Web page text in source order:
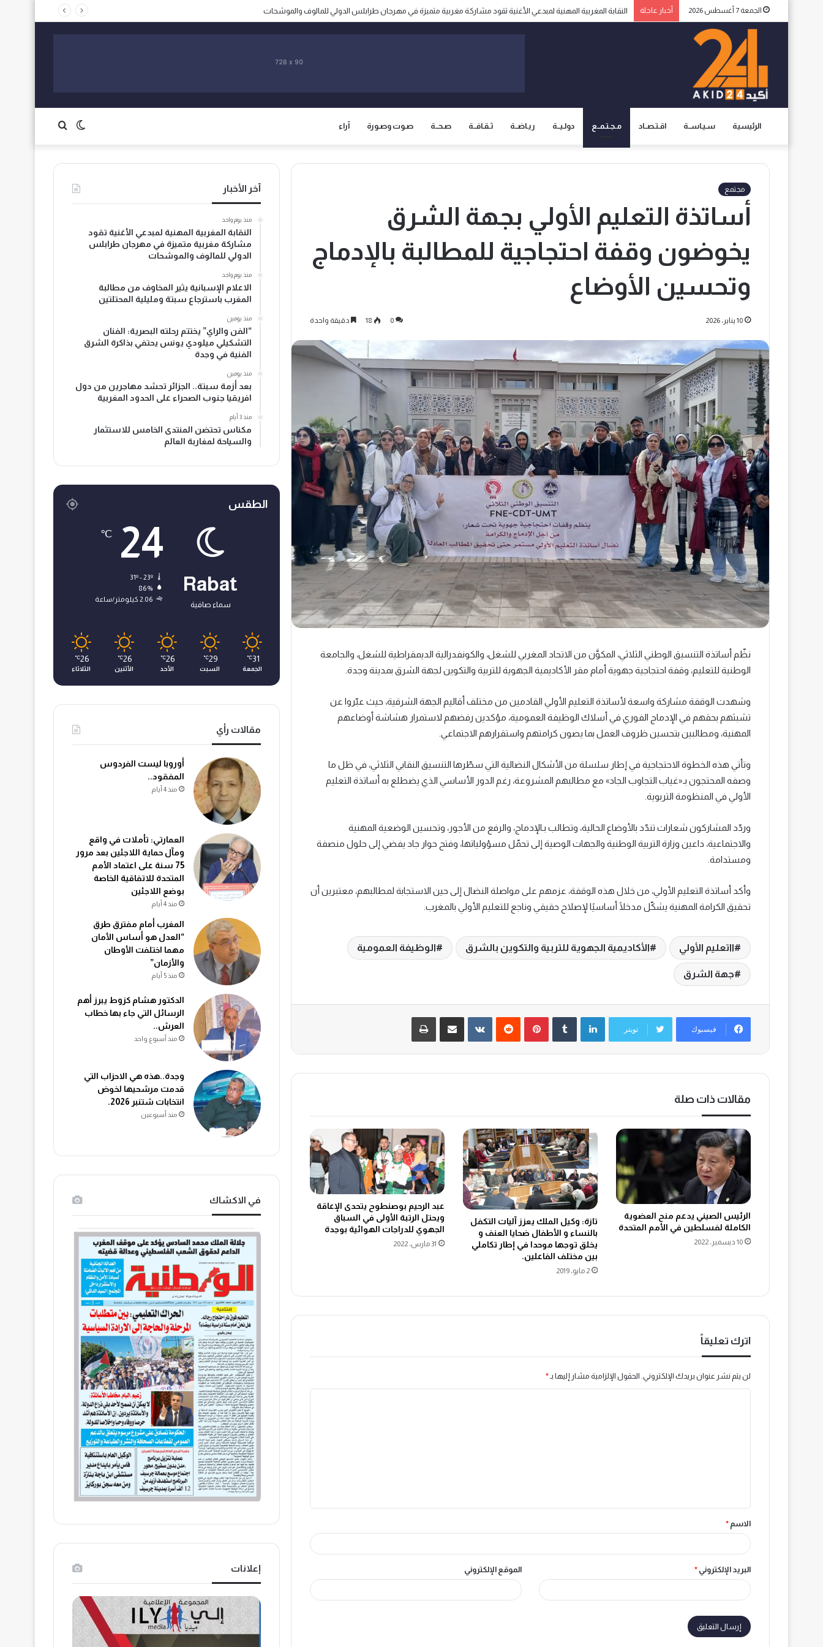
الجمعة 7 أغسطس 2026 أخبار عاجلة الاعلام الإسبانية يثير المخاوف من مطالبة المغرب باسترجاع سبتة ومليلية المحتلتين
الرئيسية سـيـاســة اقـتـصــاد مـجـتـمــع دولـيــة ريـاضــة ثـقـافــة صـحــة صـوت وصـورة آراء الوضع
المظلم
مجتمع
أساتذة التعليم الأولي بجهة الشرق
يخوضون وقفة احتجاجية للمطالبة بالإدماج
وتحسين الأوضاع
10 يناير، 2026 0
18 دقيقة واحدة
نظّم أساتذة التنسيق الوطني الثلاثي، المكوَّن من الاتحاد المغربي للشغل، والكونفدرالية الديمقراطية للشغل، والجامعة
الوطنية للتعليم، وقفة احتجاجية جهوية أمام مقر الأكاديمية الجهوية للتربية والتكوين لجهة الشرق بمدينة وجدة.
وشهدت الوقفة مشاركة واسعة لأساتذة التعليم الأولي القادمين من مختلف أقاليم الجهة الشرقية، حيث عبّروا عن
تشبثهم بحقهم في الإدماج الفوري في أسلاك الوظيفة العمومية، مؤكدين رفضهم لاستمرار هشاشة أوضاعهم
المهنية، ومطالبين بتحسين ظروف العمل بما يصون كرامتهم واستقرارهم الاجتماعي.
وتأتي هذه الخطوة الاحتجاجية في إطار سلسلة من الأشكال النضالية التي سطّرها التنسيق النقابي الثلاثي، في ظل ما
وصفه المحتجون بـ«غياب التجاوب الجاد» مع مطالبهم المشروعة، رغم الدور الأساسي الذي يضطلع به أساتذة التعليم
الأولي في المنظومة التربوية.
وردّد المشاركون شعارات تندّد بالأوضاع الحالية، وتطالب بـالإدماج، والرفع من الأجور، وتحسين الوضعية المهنية
والاجتماعية، داعين وزارة التربية الوطنية والجهات الوصية إلى تحمّل مسؤولياتها، وفتح حوار جاد يفضي إلى حلول منصفة
ومستدامة.
وأكد أساتذة التعليم الأولي، من خلال هذه الوقفة، عزمهم على مواصلة النضال إلى حين الاستجابة لمطالبهم، معتبرين أن
تحقيق الكرامة المهنية يشكّل مدخلًا أساسيًا لإصلاح حقيقي وناجع للتعليم الأولي بالمغرب.
ااتعليم الأولي الأكاديمية الجهوية للتربية والتكوين بالشرق الوظيفة العمومية
جهة الشرق
فيسبوك تويتر
لينكدإن بينتيريست ‏VKontakte
مقالات ذات صلة
الرئيس الصيني يدعم منح العضوية
الكاملة لفسلطين في الأمم المتحدة
10 ديسمبر، 2022
تازة: وكيل الملك يعزز آليات التكفل
بالنساء و الأطفال ضحايا العنف و
يخلق توجها موحدا في إطار تكاملي
بين مختلف الفاعلين.
2 مايو، 2019
عبد الرحيم بوصنطوح يتحدى الإعاقة
ويحتل الرتبة الأولى في السباق
الجهوي للدراجات الهوائية بوجدة
31 مارس، 2022
اترك تعليقاً
لن يتم نشر عنوان بريدك الإلكتروني. الحقول الإلزامية مشار إليها بـ *
ق
*
الاسم *
البريد الإلكتروني * الموقع الإلكتروني
آخر الأخبار
منذ يوم واحد
النقابة المغربية المهنية لمبدعي الأغنية تقود
مشاركة مغربية متميزة في مهرجان طرابلس
الدولي للمالوف والموشحات
منذ يوم واحد
الاعلام الإسبانية يثير المخاوف من مطالبة
المغرب باسترجاع سبتة ومليلية المحتلتين
منذ يومين
“الفن والراي” يختتم رحلته البصرية: الفنان
التشكيلي ميلودي يونس يحتفي بذاكرة الشرق
الفنية في وجدة
منذ يومين
بعد أزمة سبتة.. الجزائر تحشد مهاجرين من دول
افريقيا جنوب الصحراء على الحدود المغربية
منذ 3 أيام
مكناس تحتضن المنتدى الخامس للاستثمار
والسياحة لمغاربة العالم
الطقس
Rabat
سماء صافية
24
℃
86%
2.06 كيلومتر/ساعة
31
℃
الجمعة
29
℃
السبت
26
℃
الأحد
26
℃
الأثنين
26
℃
الثلاثاء
مقالات رأي
أوروبا ليست الفردوس
المفقود..
منذ 4 أيام
العمارتي: تأملات في واقع
ومآل حماية اللاجئين بعد مرور
75 سنة على اعتماد الأمم
المتحدة للاتفاقية الخاصة
بوضع اللاجئين
منذ 4 أيام
المغرب أمام مفترق طرق
“العدل هو أساس الأمان
مهما اختلفت الأوطان
والأزمان”
منذ 5 أيام
الدكتور هشام كزوط يبرز أهم
الرسائل التي جاء بها خطاب
العرش..
منذ أسبوع واحد
وجدة..هذه هي الاحزاب التي
قدمت مرشحيها لخوض
انتخابات شتنبر 2026.
منذ أسبوعين
في الاكشاك
إعلانات